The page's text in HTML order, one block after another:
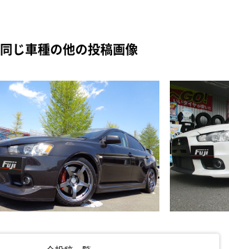
同じ車種の他の投稿画像